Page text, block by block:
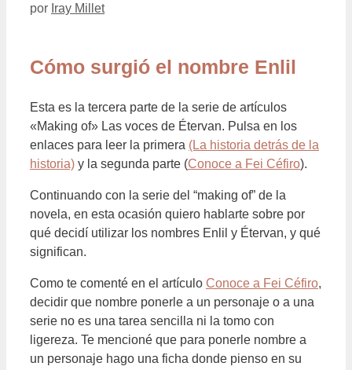
por Iray Millet
Cómo surgió el nombre Enlil
Esta es la tercera parte de la serie de artículos
«Making of» Las voces de Étervan. Pulsa en los
enlaces para leer la primera (La historia detrás de la
historia) y la segunda parte (Conoce a Fei Céfiro).
Continuando con la serie del “making of” de la
novela, en esta ocasión quiero hablarte sobre por
qué decidí utilizar los nombres Enlil y Étervan, y qué
significan.
Como te comenté en el artículo Conoce a Fei Céfiro,
decidir que nombre ponerle a un personaje o a una
serie no es una tarea sencilla ni la tomo con
ligereza. Te mencioné que para ponerle nombre a
un personaje hago una ficha donde pienso en su